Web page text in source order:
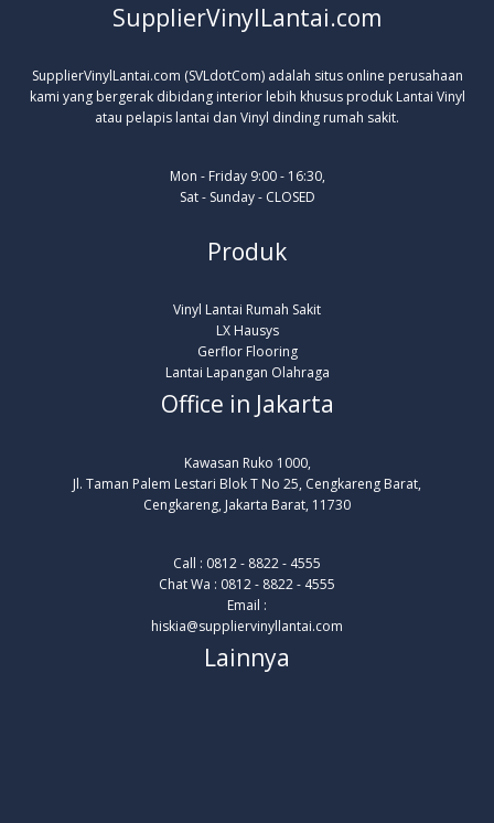
SupplierVinylLantai.com
SupplierVinylLantai.com (SVLdotCom) adalah situs online perusahaan
kami yang bergerak dibidang interior lebih khusus produk Lantai Vinyl
atau pelapis lantai dan Vinyl dinding rumah sakit.
Mon - Friday 9:00 - 16:30,
Sat - Sunday - CLOSED
Produk
Vinyl Lantai Rumah Sakit
LX Hausys
Gerflor Flooring
Lantai Lapangan Olahraga
Office in Jakarta
Kawasan Ruko 1000,
Jl. Taman Palem Lestari Blok T No 25, Cengkareng Barat,
Cengkareng, Jakarta Barat, 11730
Call : 0812 - 8822 - 4555
Chat Wa : 0812 - 8822 - 4555
Email :
hiskia@suppliervinyllantai.com
Lainnya